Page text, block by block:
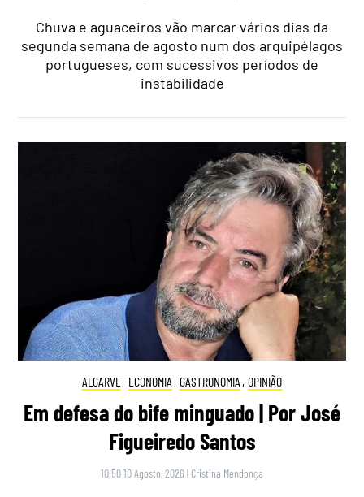
Chuva e aguaceiros vão marcar vários dias da
segunda semana de agosto num dos arquipélagos
portugueses, com sucessivos períodos de
instabilidade
ALGARVE, ECONOMIA , GASTRONOMIA , OPINIÃO
Em defesa do bife minguado | Por José
Figueiredo Santos
10:50 10 Agosto, 2026 | Cristina Mendonça